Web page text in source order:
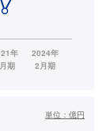
単位： 億円